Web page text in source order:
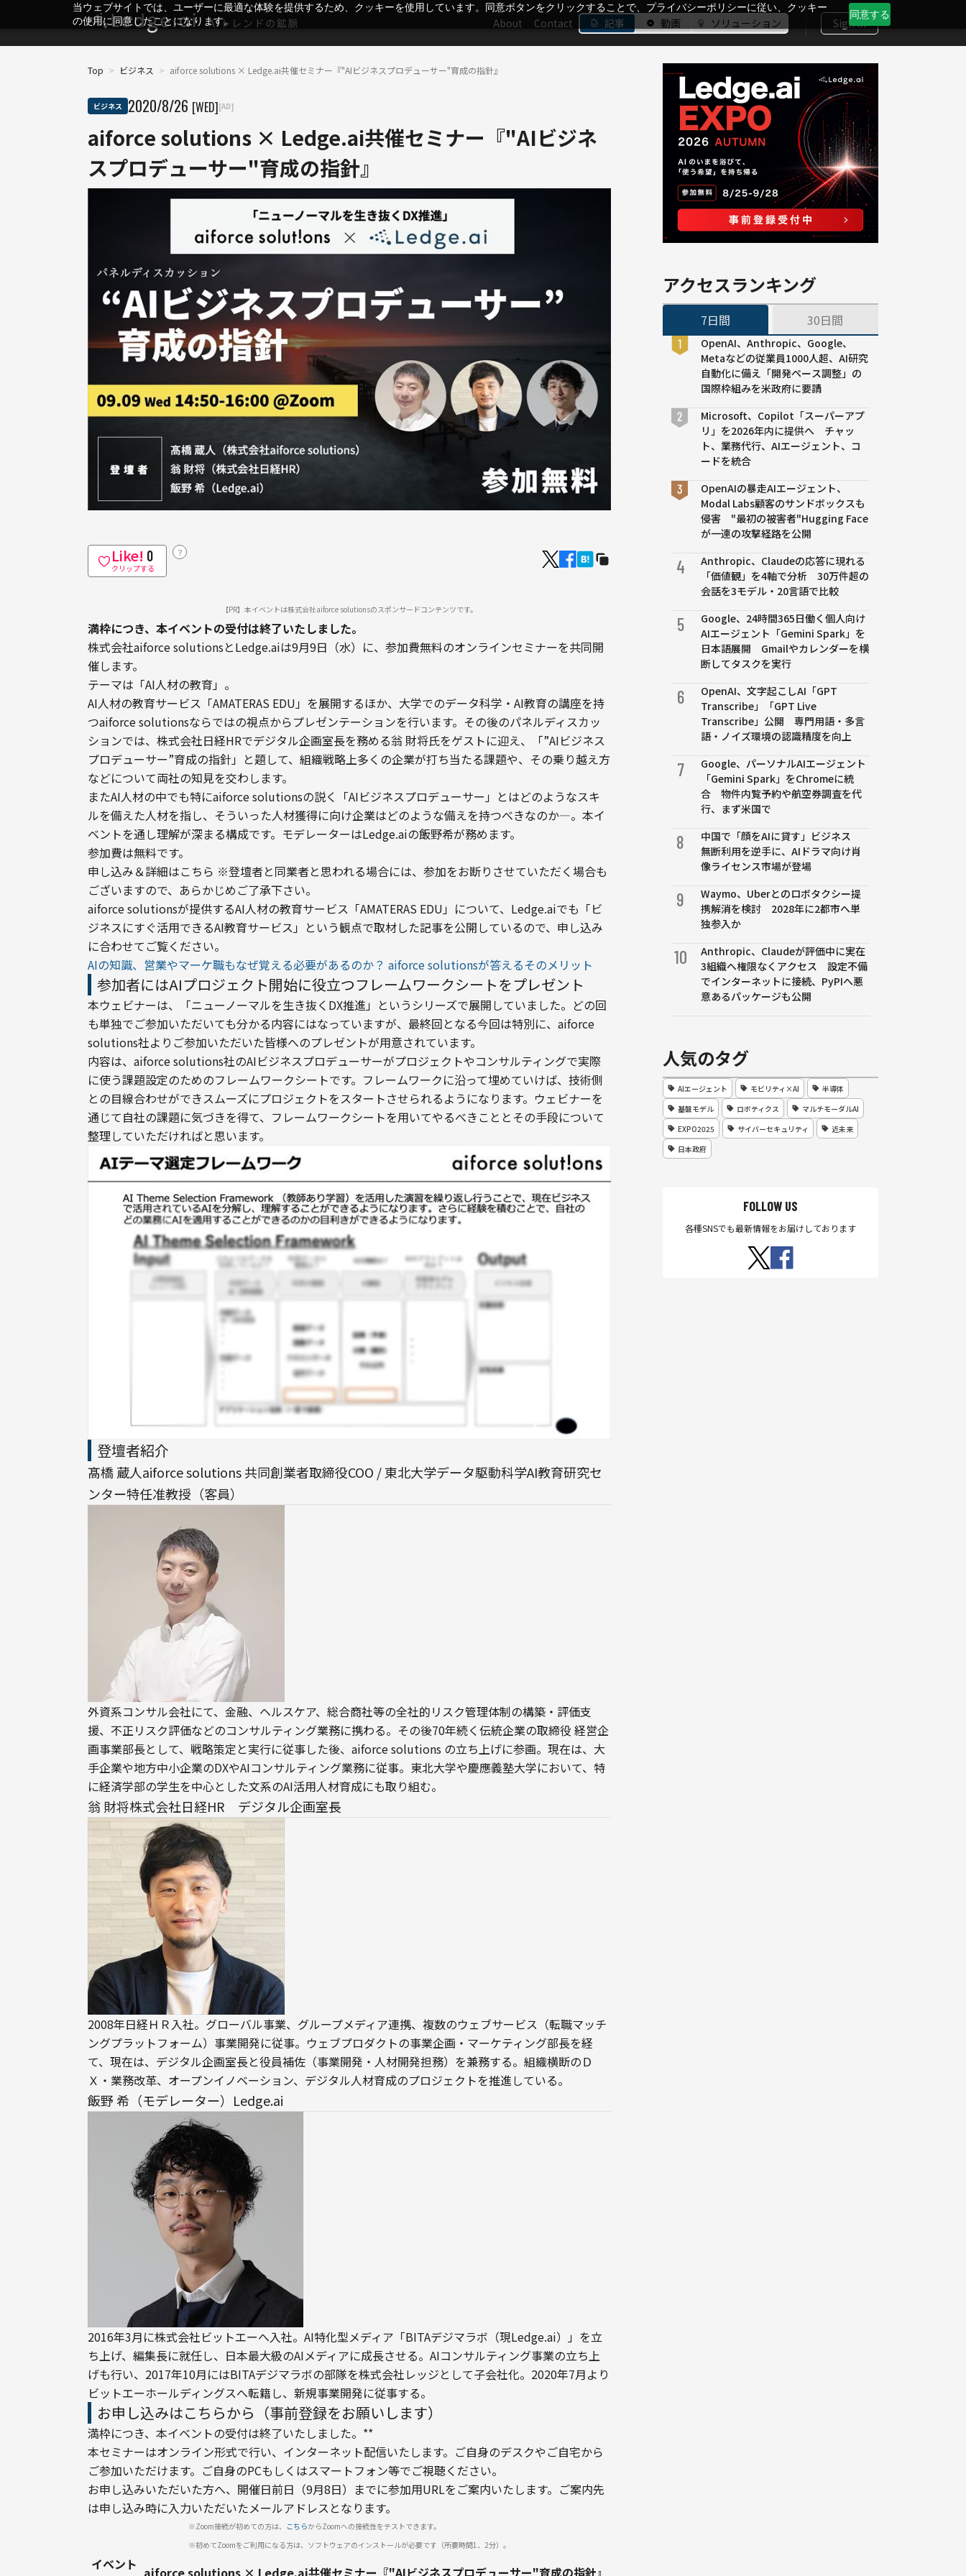
当ウェブサイトでは、ユーザーに最適な体験を提供するため、クッキーを使用しています。同意ボタンをクリックすることで、プライバシーポリシーに従い、クッキー
の使用に同意したことになります。
同意する
About Contact 記事 動画 ソリューション Sign In
Top > ビジネス > aiforce solutions × Ledge.ai共催セミナー『"AIビジネスプロデューサー"育成の指針』
ビジネス 2020/8/26 [WED][AD]
aiforce solutions × Ledge.ai共催セミナー『"AIビジネ
スプロデューサー"育成の指針』
Like! 0
クリップする
？
【PR】本イベントは株式会社aiforce solutionsのスポンサードコンテンツです。
満枠につき、本イベントの受付は終了いたしました。
株式会社aiforce solutionsとLedge.aiは9月9日（水）に、参加費無料のオンラインセミナーを共同開
催します。
テーマは「AI人材の教育」。
AI人材の教育サービス「AMATERAS EDU」を展開するほか、大学でのデータ科学・AI教育の講座を持
つaiforce solutionsならではの視点からプレゼンテーションを行います。その後のパネルディスカッ
ションでは、株式会社日経HRでデジタル企画室長を務める翁 財将氏をゲストに迎え、「”AIビジネス
プロデューサー”育成の指針」と題して、組織戦略上多くの企業が打ち当たる課題や、その乗り越え方
などについて両社の知見を交わします。
またAI人材の中でも特にaiforce solutionsの説く「AIビジネスプロデューサー」とはどのようなスキ
ルを備えた人材を指し、そういった人材獲得に向け企業はどのような備えを持つべきなのか―。本イ
ベントを通し理解が深まる構成です。モデレーターはLedge.aiの飯野希が務めます。
参加費は無料です。
申し込み＆詳細はこちら ※登壇者と同業者と思われる場合には、参加をお断りさせていただく場合も
ございますので、あらかじめご了承下さい。
aiforce solutionsが提供するAI人材の教育サービス「AMATERAS EDU」について、Ledge.aiでも「ビ
ジネスにすぐ活用できるAI教育サービス」という観点で取材した記事を公開しているので、申し込み
AIの知識、営業やマーケ職もなぜ覚える必要があるのか？ aiforce solutionsが答えるそのメリット
参加者にはAIプロジェクト開始に役立つフレームワークシートをプレゼント
本ウェビナーは、「ニューノーマルを生き抜くDX推進」というシリーズで展開していました。どの回
も単独でご参加いただいても分かる内容にはなっていますが、最終回となる今回は特別に、aiforce
solutions社よりご参加いただいた皆様へのプレゼントが用意されています。
内容は、aiforce solutions社のAIビジネスプロデューサーがプロジェクトやコンサルティングで実際
に使う課題設定のためのフレームワークシートです。フレームワークに沿って埋めていけば、技術側
との目線合わせができスムーズにプロジェクトをスタートさせられるようになります。ウェビナーを
通じて自社の課題に気づきを得て、フレームワークシートを用いてやるべきこととその手段について
整理していただければと思います。
登壇者紹介
髙橋 蔵人aiforce solutions 共同創業者取締役COO / 東北大学データ駆動科学AI教育研究セ
ンター特任准教授（客員）
外資系コンサル会社にて、金融、ヘルスケア、総合商社等の全社的リスク管理体制の構築・評価支
援、不正リスク評価などのコンサルティング業務に携わる。その後70年続く伝統企業の取締役 経営企
画事業部長として、戦略策定と実行に従事した後、aiforce solutions の立ち上げに参画。現在は、大
手企業や地方中小企業のDXやAIコンサルティング業務に従事。東北大学や慶應義塾大学において、特
に経済学部の学生を中心とした文系のAI活用人材育成にも取り組む。
翁 財将株式会社日経HR デジタル企画室長
2008年日経ＨＲ入社。グローバル事業、グループメディア連携、複数のウェブサービス（転職マッチ
ングプラットフォーム）事業開発に従事。ウェブプロダクトの事業企画・マーケティング部長を経
て、現在は、デジタル企画室長と役員補佐（事業開発・人材開発担務）を兼務する。組織横断のＤ
Ｘ・業務改革、オープンイノベーション、デジタル人材育成のプロジェクトを推進している。
飯野 希（モデレーター）Ledge.ai
2016年3月に株式会社ビットエーへ入社。AI特化型メディア「BITAデジマラボ（現Ledge.ai）」を立
ち上げ、編集長に就任し、日本最大級のAIメディアに成長させる。AIコンサルティング事業の立ち上
げも行い、2017年10月にはBITAデジマラボの部隊を株式会社レッジとして子会社化。2020年7月より
ビットエーホールディングスへ転籍し、新規事業開発に従事する。
お申し込みはこちらから（事前登録をお願いします）
満枠につき、本イベントの受付は終了いたしました。**
本セミナーはオンライン形式で行い、インターネット配信いたします。ご自身のデスクやご自宅から
ご参加いただけます。ご自身のPCもしくはスマートフォン等でご視聴ください。
お申し込みいただいた方へ、開催日前日（9月8日）までに参加用URLをご案内いたします。ご案内先
は申し込み時に入力いただいたメールアドレスとなります。
※Zoom接続が初めての方は、 こちらからZoomへの接続性をテストできます。
※初めてZoomをご利用になる方は、ソフトウェアのインストールが必要です（所要時間1、2分）。
イベント aiforce solutions × Ledge.ai共催セミナー『"AIビジネスプロデューサー"育成の指針』
アクセスランキング
7日間 30日間
OpenAI、Anthropic、Google、
Metaなどの従業員1000人超、AI研究
自動化に備え「開発ペース調整」の
国際枠組みを米政府に要請
Microsoft、Copilot「スーパーアプ
リ」を2026年内に提供へ チャッ
ト、業務代行、AIエージェント、コ
ードを統合
OpenAIの暴走AIエージェント、
Modal Labs顧客のサンドボックスも
侵害 "最初の被害者"Hugging Face
が一連の攻撃経路を公開
4
Anthropic、Claudeの応答に現れる
「価値観」を4軸で分析 30万件超の
会話を3モデル・20言語で比較
5
Google、24時間365日働く個人向け
AIエージェント「Gemini Spark」を
日本語展開 Gmailやカレンダーを横
断してタスクを実行
6
OpenAI、文字起こしAI「GPT
Transcribe」「GPT Live
Transcribe」公開 専門用語・多言
語・ノイズ環境の認識精度を向上
7
Google、パーソナルAIエージェント
「Gemini Spark」をChromeに統
合 物件内覧予約や航空券調査を代
行、まず米国で
8
中国で「顔をAIに貸す」ビジネス
無断利用を逆手に、AIドラマ向け肖
像ライセンス市場が登場
9
Waymo、Uberとのロボタクシー提
携解消を検討 2028年に2都市へ単
独参入か
10
Anthropic、Claudeが評価中に実在
3組織へ権限なくアクセス 設定不備
でインターネットに接続、PyPIへ悪
意あるパッケージも公開
人気のタグ
AIエージェント モビリティ×AI
半導体
基盤モデル
ロボティクス
マルチモーダルAI
EXPO2025
サイバーセキュリティ
近未来
日本政府
FOLLOW US
各種SNSでも最新情報をお届けしております